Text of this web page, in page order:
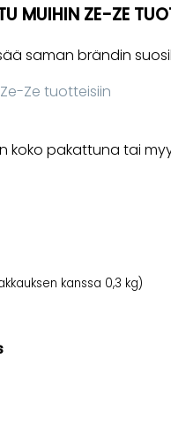
MUIHIN ZE-ZE
saman brändin
Ze tuotteisiin
koko pakattuna tai
kanssa 0,3 kg)